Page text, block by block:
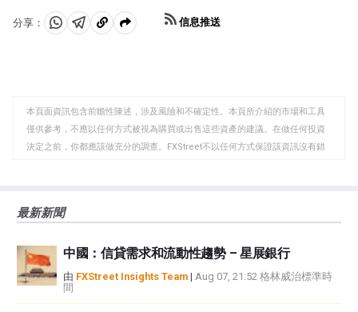
可能推高金價。
分享：
分 分 複
板
信息推送
本頁面資訊包含前瞻性陳述，涉及風險和不確定性。本頁所介紹的市場和工具
僅供參考，不應以任何方式被視為購買或出售這些資產的建議。在做任何投資
決定之前，你都應該做充分的調查。FXStreet不以任何方式保證該資訊沒有錯
觀點，並不代表FXStreet或其廣告商的官方政策或立場。作者不對本頁連結的
如果文章正文中沒有明確提到，在撰寫本文時，作者在本文中提到的任何股票
中都沒有頭寸，也沒有與文中提到的任何公司有業務關係。除了FXStreet，作
者沒有收到撰寫這篇文章的報酬。
FXStreet和作者不提供個性化的建議。作者對該資訊的準確性、完整性或適用
最新新聞
中國：信貸需求和流動性趨勢 – 星展銀行
由 FXStreet Insights Team | Aug 07, 21:52 格林威治標準時
間